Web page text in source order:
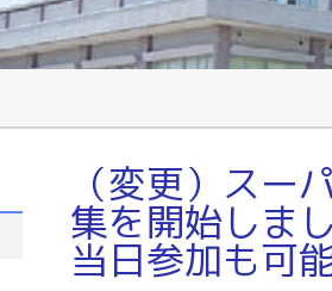
（変更）ス
集を開始しま
当日参加も可能